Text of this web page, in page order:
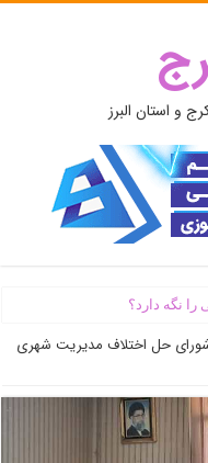
و استان البرز
نگه دارد؟
شورای حل اختلاف مدیریت شهری